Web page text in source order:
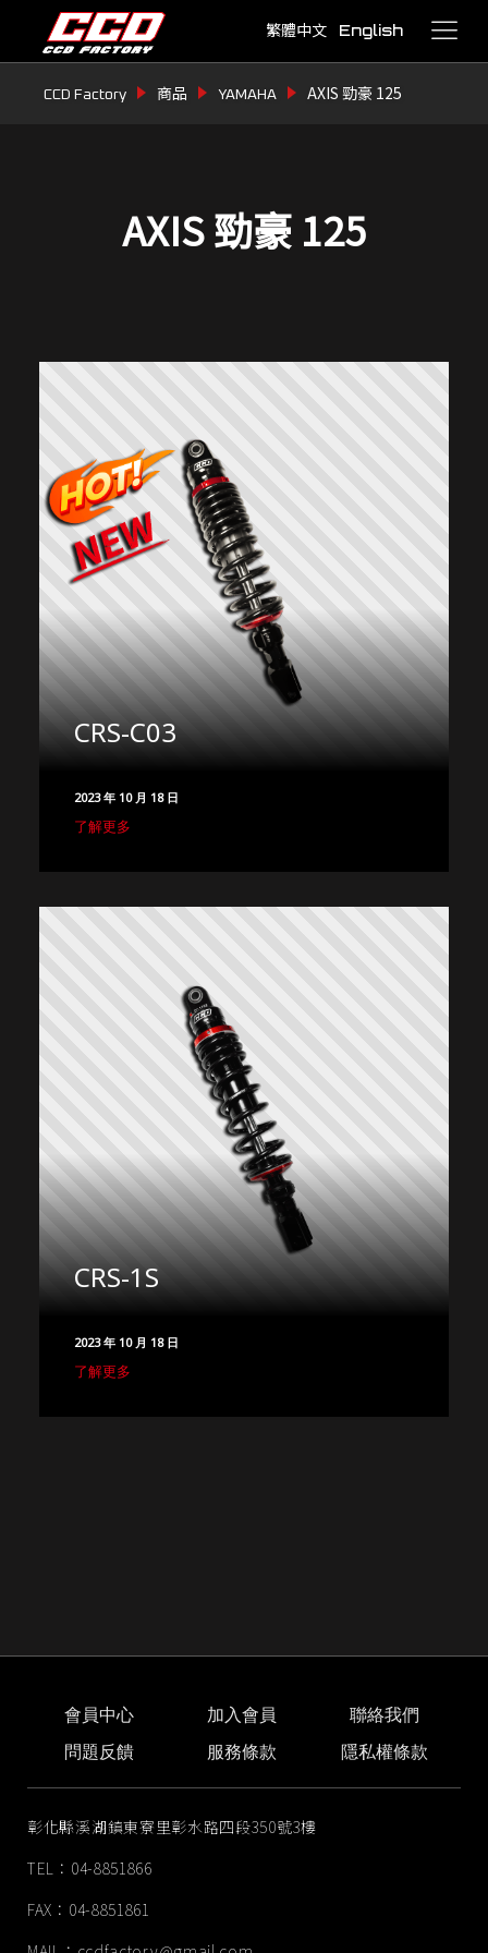
繁體中文 English
CCD Factory 商品 YAMAHA AXIS 勁豪 125
AXIS 勁豪 125
CRS-C03
2023 年 10 月 18 日
了解更多
CRS-1S
2023 年 10 月 18 日
了解更多
會員中心 加入會員
聯絡我們
問題反饋
服務條款 隱私權條款
彰化縣溪湖鎮東寮里彰水路四段350號3樓
TEL：04-8851866
FAX：04-8851861